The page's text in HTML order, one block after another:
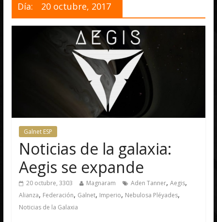
Día: 20 octubre, 2017
Galnet ESP
Noticias de la galaxia:
Aegis se expande
20 octubre, 3303 Magnaram Aden Tanner,Aegis,
Alianza, Federación, Galnet, Imperio, Nebulosa Pléyades,
Noticias de la Galaxia